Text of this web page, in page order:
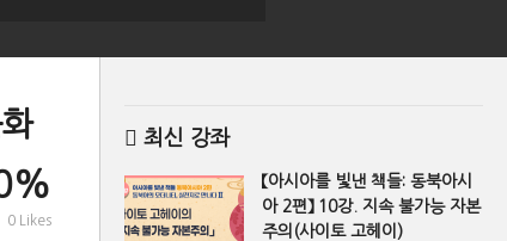
0 Likes
최신 강좌
【아시아를 빛낸 책들: 동북아시
아 2편】 10강. 지속 불가능 자본
주의(사이토 고헤이)